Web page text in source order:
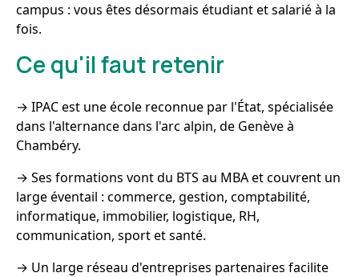
campus : vous êtes désormais étudiant et salarié à la
fois.
Ce qu'il faut retenir
→ IPAC est une école reconnue par l'État, spécialisée
dans l'alternance dans l'arc alpin, de Genève à
Chambéry.
→ Ses formations vont du BTS au MBA et couvrent un
large éventail : commerce, gestion, comptabilité,
informatique, immobilier, logistique, RH,
communication, sport et santé.
→ Un large réseau d'entreprises partenaires facilite